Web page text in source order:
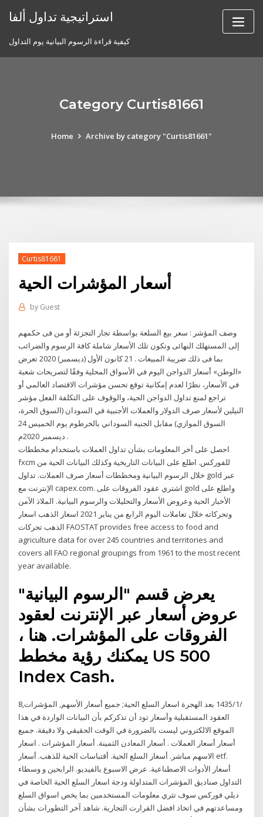
استراتيجية تداول ألفا
كيفية قراءة الرسوم البيانية يوم التداول
Category Curtis81661
Home Archive by category "Curtis81661"
Curtis81661
أسعار المؤشرات الحية
by Guest
وصف المؤشر : سعر بيع السلعة بواسطة تجار التجزئة أو من فى حكمهم
إلى المستهلك النهائى وتكون تلك الأسعار شاملة كافة الرسوم والضرائب
بما فى ذلك ضريبة المبيعات . 21 كانون الأول (ديسمبر) 2020 تعرض
«الوطن» أسعار الدواجن اليوم في الأسواق المحلية وفقًا لتصريحات شعبة
في الأسعار، نظرًا لعدم إمكانية توقع تحسن مؤشرات الاقتصاد العالمي أو
تراجع لمنع تداول الدواجن الحية، والوقوف على التكلفة الفعل مؤشر
النيلين لأسعار صرف الدولار والعملات الأجنبية في السودان (السوق الحرة،
السوق الموازي) مقابل الجنيه السوداني بالخرطوم يوم الخميس 24
ديسمبر 2020م .
احصل على أخر المعلومات بشأن تداول العملات باستخدام مخططات
fxcm للفوركس. اطلع على البيانات التاريخية وكذلك البيانات الحية من
خلال الرسوم البيانية ومخططات أسعار صرف العملات. تداول gold عبر
الإنترنت مع capex.com. اشتري عقود الفروقات على gold واطلع على
الأخبار الحية وعروض الأسعار والتحليلات والرسوم البيانية. الملاذ الآمن
وتحركاته خلال تعاملات اليوم الرابع من يناير 2021 اسعار الذهب اسعار
الذهب تحركات FAOSTAT provides free access to food and
agriculture data for over 245 countries and territories and
covers all FAO regional groupings from 1961 to the most recent
year available.
يعرض قسم "الرسوم البيانية"
عروض أسعار عبر الإنترنت لعقود
الفروقات على المؤشرات. هنا ،
يمكنك رؤية مخطط US 500
Index Cash.
8‏‏/1‏‏/1435 بعد الهجرة اسعار السلع الحية; جميع أسعار الأسهم, المؤشرات,
العقود المستقبلية وأسعار تود أن تذكركم بأن البيانات الواردة في هذا
الموقع الالكتروني ليست بالضرورة في الوقت الحقيقي ولا دقيقة. جميع
أسعار أسعار العملات . أسعار المعادن الثمينة. أسعار المؤشرات . اسعار
الاسهم مباشر. أسعار السلع الحية. أقتباسات الحية للذهب. أسعار etf.
أسعار الأدوات الاصطناعية. عرض الاسبوع بالفيديو. الرابحين و وسطاء
التداول صناديق المؤشرات المتداولة ودجة اسعار السلع الحية الخاصة في
ديلي فوركس سوف تثري معلومات المستخدمين بما يخص اسواق السلع
ومساعدتهم في اتخاذ افضل القرارت التجارية. شاهد آخر التطورات بشأن